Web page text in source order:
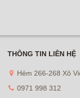
THÔNG TIN LIÊN HỆ
Hẻm 266-268 Xô
0971 998 312